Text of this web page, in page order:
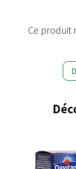
Ce produit